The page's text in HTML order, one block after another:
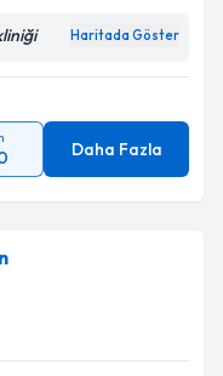
Haritada Göster
Daha Fazla